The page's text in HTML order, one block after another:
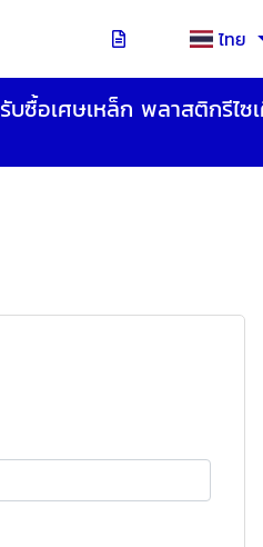
ไทย
รับซื้อเศษเหล็ก พลาสติกรีไซ